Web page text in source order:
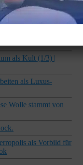
#shorts
gesund | BR 2023
als Kult (1/3) |
als Luxus-
Wolle stammt von
als Vorbild für